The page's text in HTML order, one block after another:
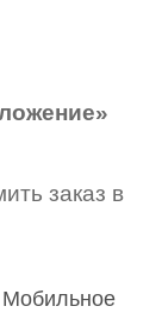
заказ в
Мобильное